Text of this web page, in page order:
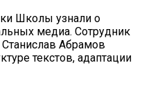
Школы узнали о
медиа. Сотрудник
Абрамов
текстов, адаптации